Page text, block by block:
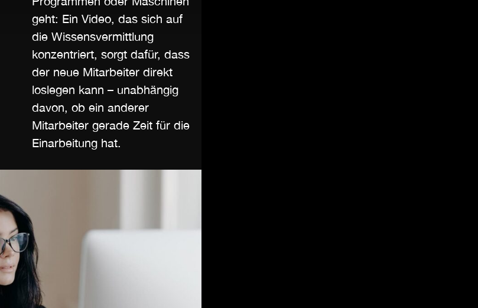
geht: Ein Video, das sich auf
die Wissensvermittlung
konzentriert, sorgt dafür, dass
der neue Mitarbeiter direkt
loslegen kann – unabhängig
davon, ob ein anderer
Mitarbeiter gerade Zeit für die
Einarbeitung hat.